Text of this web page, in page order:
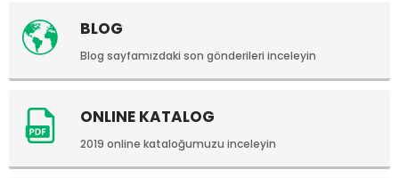
BLOG
Blog sayfamızdaki son gönderileri inceleyin
ONLINE KATALOG
2019 online kataloğumuzu inceleyin